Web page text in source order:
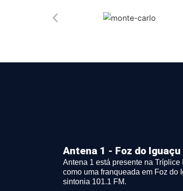
Antena 1 - Foz do Iguaçu
Antena 1 está presente na Tríplice
como uma franqueada em Foz do
sintonia 101.1 FM.